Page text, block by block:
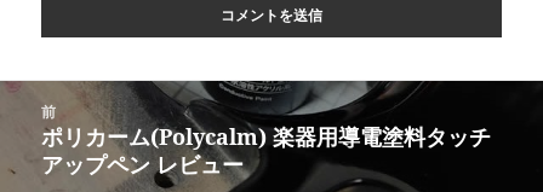
投
ビ
前
前
の
ポリカーム(Polycalm) 楽器用導電塗料タッチ
アップペン レビュー